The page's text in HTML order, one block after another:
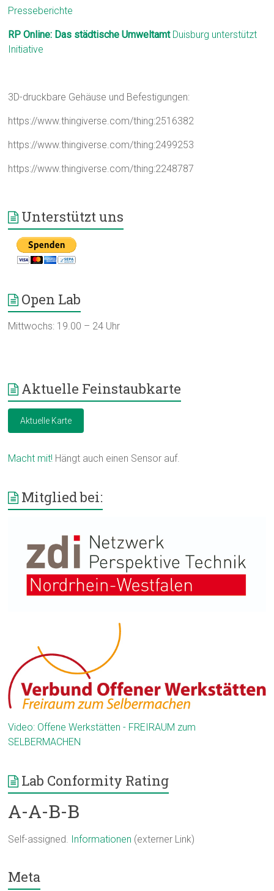
Presseberichte
RP Online: Das städtische UmweltamtDuisburg unterstützt
Initiative
3D-druckbare Gehäuse und Befestigungen:
https://www.thingiverse.com/thing:2516382
https://www.thingiverse.com/thing:2499253
https://www.thingiverse.com/thing:2248787
Unterstützt uns
Open Lab
Mittwochs: 19.00 – 24 Uhr
Aktuelle Feinstaubkarte
Aktuelle Karte
Macht mit! Hängt auch einen Sensor auf.
Mitglied bei:
Video: Offene Werkstätten - FREIRAUM zum
SELBERMACHEN
Lab Conformity Rating
A-A-B-B
Self-assigned. Informationen (externer Link)
Meta